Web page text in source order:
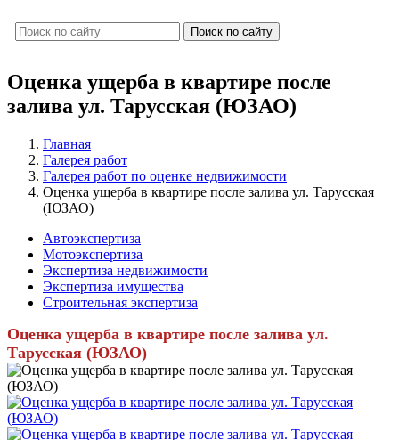
Поиск по сайту
Оценка ущерба в квартире после
залива ул. Тарусская (ЮЗАО)
Главная
Галерея работ
Галерея работ по оценке недвижимости
Оценка ущерба в квартире после залива ул. Тарусская
(ЮЗАО)
Автоэкспертиза
Мотоэкспертиза
Экспертиза недвижимости
Экспертиза имущества
Строительная экспертиза
Оценка ущерба в квартире после залива ул.
Тарусская (ЮЗАО)